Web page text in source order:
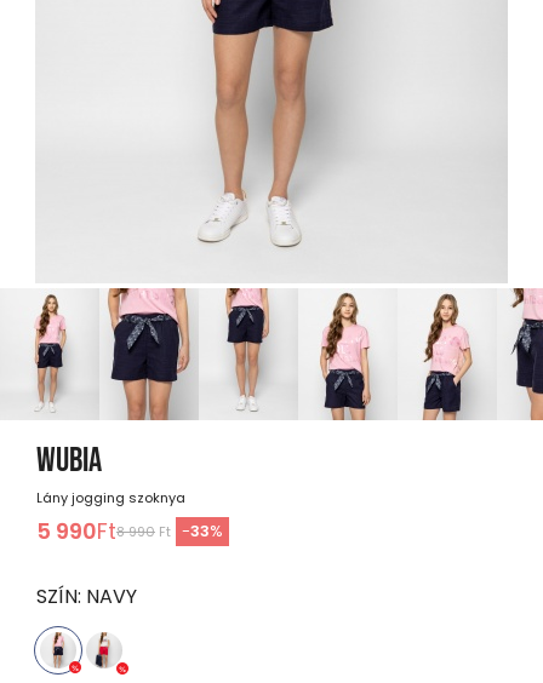
WUBIA
Lány jogging szoknya
5 990Ft8 990 Ft -33%
SZÍN: NAVY